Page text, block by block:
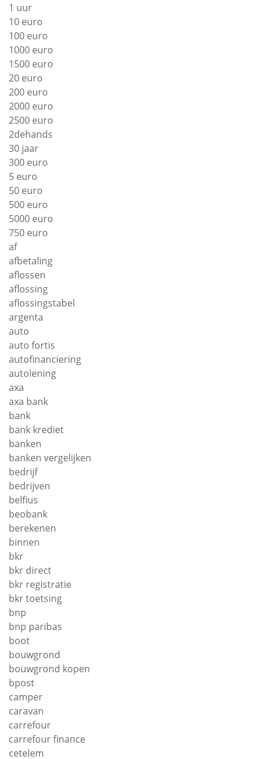
1 uur
10 euro
100 euro
1000 euro
1500 euro
20 euro
200 euro
2000 euro
2500 euro
2dehands
30 jaar
300 euro
5 euro
50 euro
500 euro
5000 euro
750 euro
af
afbetaling
aflossen
aflossing
aflossingstabel
argenta
auto
auto fortis
autofinanciering
autolening
axa
axa bank
bank
bank krediet
banken
banken vergelijken
bedrijf
bedrijven
belfius
beobank
berekenen
binnen
bkr
bkr direct
bkr registratie
bkr toetsing
bnp
bnp paribas
boot
bouwgrond
bouwgrond kopen
bpost
camper
caravan
carrefour
carrefour finance
cetelem